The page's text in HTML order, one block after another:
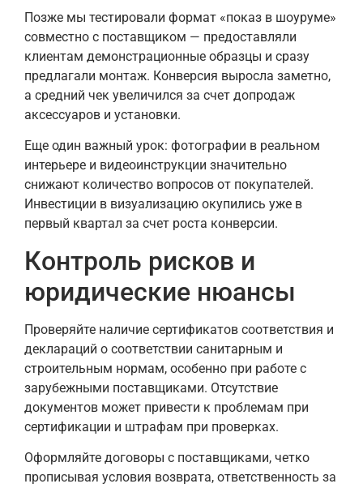
Позже мы тестировали формат «показ в шоуруме»
совместно с поставщиком — предоставляли
клиентам демонстрационные образцы и сразу
предлагали монтаж. Конверсия выросла заметно,
а средний чек увеличился за счет допродаж
аксессуаров и установки.
Еще один важный урок: фотографии в реальном
интерьере и видеоинструкции значительно
снижают количество вопросов от покупателей.
Инвестиции в визуализацию окупились уже в
первый квартал за счет роста конверсии.
Контроль рисков и
юридические нюансы
Проверяйте наличие сертификатов соответствия и
деклараций о соответствии санитарным и
строительным нормам, особенно при работе с
зарубежными поставщиками. Отсутствие
документов может привести к проблемам при
сертификации и штрафам при проверках.
Оформляйте договоры с поставщиками, четко
прописывая условия возврата, ответственность за